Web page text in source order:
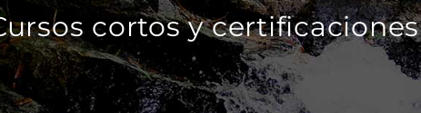
cortos y certificaciones